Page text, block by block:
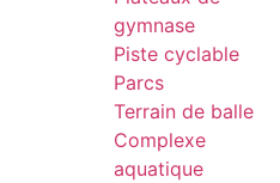
gymnase
Piste cyclable
Parcs
Terrain de balle
Complexe
aquatique